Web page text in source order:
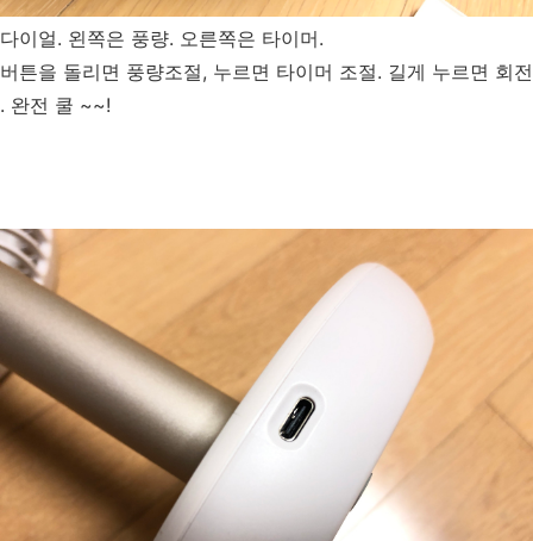
다이얼. 왼쪽은 풍량. 오른쪽은 타이머.
버튼을 돌리면 풍량조절, 누르면 타이머 조절. 길게 누르면 회전
. 완전 쿨 ~~!